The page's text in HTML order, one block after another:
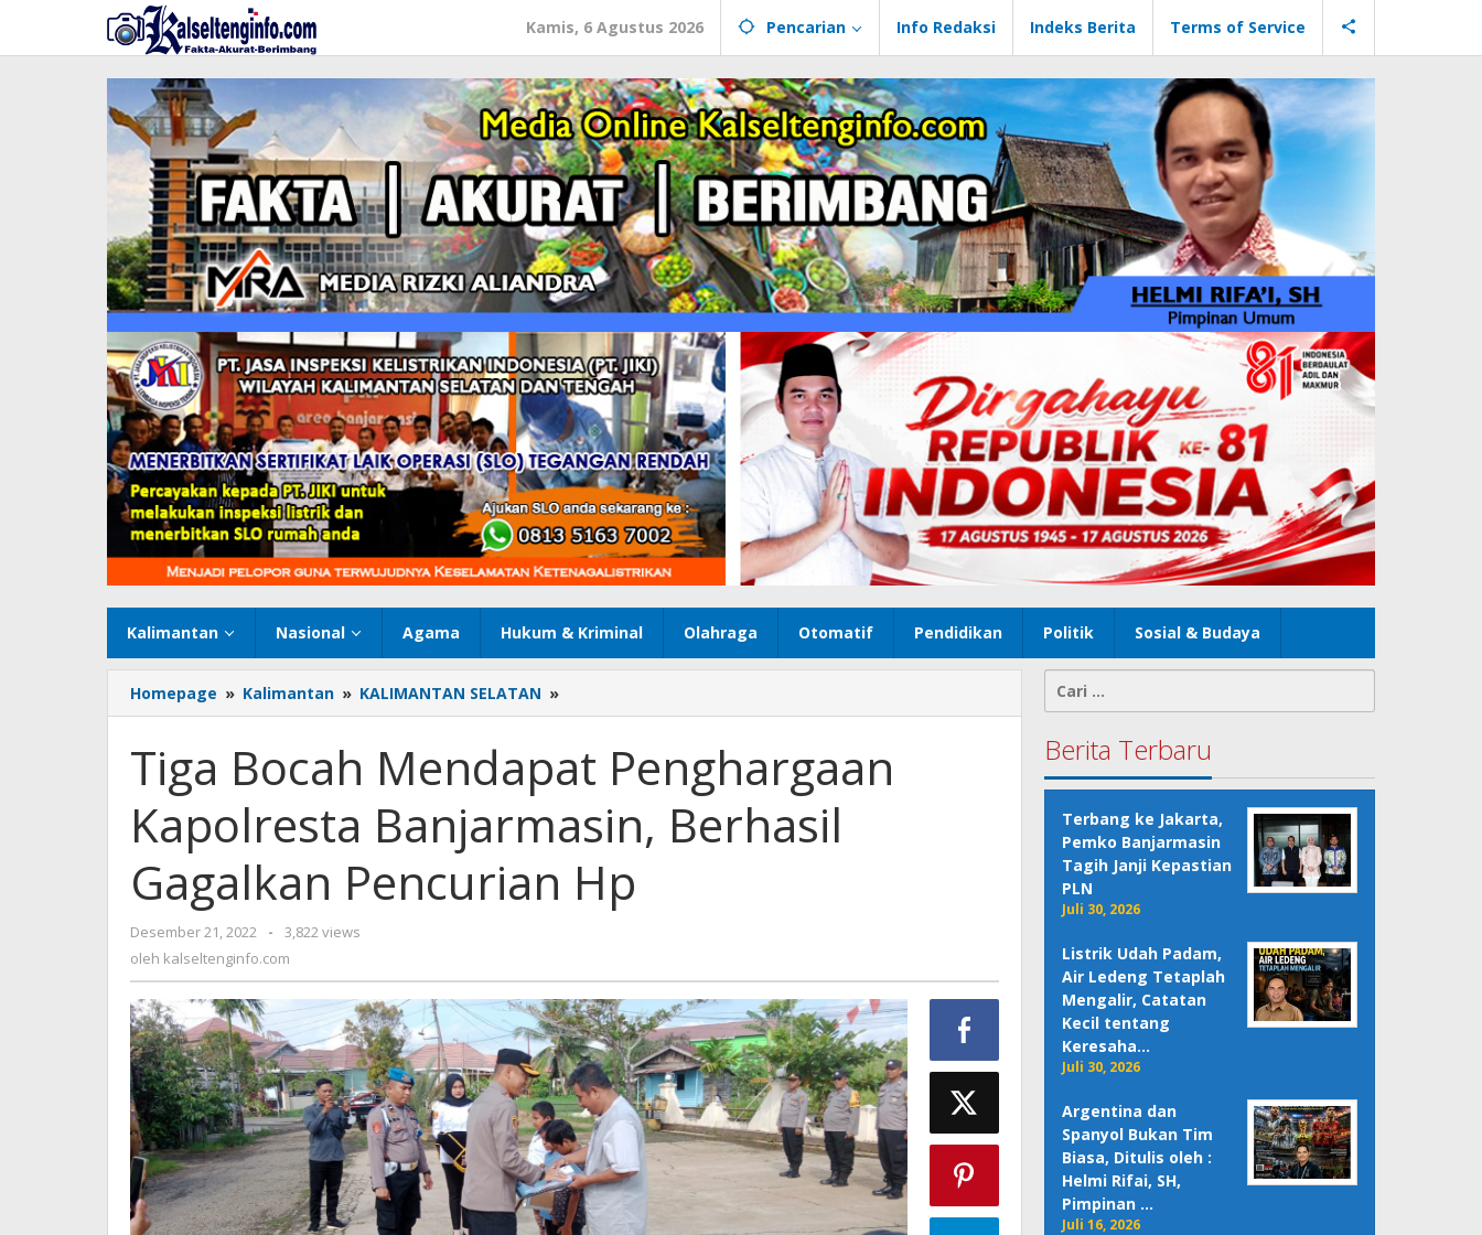
konten
Kamis, 6 Agustus 2026 Pencarian Info Redaksi Indeks Berita Terms of Service
Kalimantan Nasional Agama Hukum & Kriminal Olahraga Otomatif Pendidikan Politik Sosial & Budaya
Homepage » Kalimantan » KALIMANTAN SELATAN »
Bocah
Penghargaan
Kapolresta
Banjarmasin,
Berhasil
Pencurian
Hp
Tiga Bocah Mendapat Penghargaan
Kapolresta Banjarmasin, Berhasil
Gagalkan Pencurian Hp
Desember 21, 2022
oleh
kalseltenginfo.com
-
3,822 views
oleh kalseltenginfo.com
untuk:
Berita Terbaru
Terbang ke Jakarta,
Pemko Banjarmasin
Tagih Janji Kepastian
PLN
Juli 30, 2026
Listrik Udah Padam,
Air Ledeng Tetaplah
Mengalir, Catatan
Kecil tentang
Keresaha…
Juli 30, 2026
Argentina dan
Spanyol Bukan Tim
Biasa, Ditulis oleh :
Helmi Rifai, SH,
Pimpinan …
Juli 16, 2026